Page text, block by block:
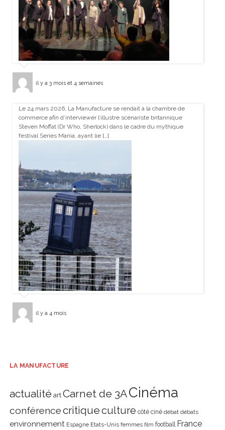
il y a 3 mois et 4 semaines
Le 24 mars 2026, La Manufacture se rendait à la chambre de
commerce afin d’interviewer l’illustre scénariste britannique
Steven Moffat (Dr Who, Sherlock) dans le cadre du mythique
festival Series Mania, ayant lie […]
il y a 4 mois
LA MANUFACTURE
actualité art Carnet de 3ACinéma
conférencecritiqueculture côté ciné débat débats
environnement Espagne Etats-Unis femmes film football France